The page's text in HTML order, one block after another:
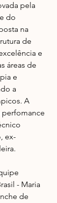
pela
do
na
de
e
áreas de
e
a
A
ex-
- Maria
de